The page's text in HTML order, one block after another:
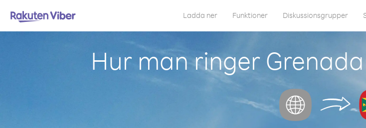
Ladda ner Funktioner Diskussionsgrupper
Hur man ringer